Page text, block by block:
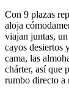
Con 9 plazas
aloja
viajan juntas,
cayos desiertos
cama, las
chárter, así que
rumbo directo a